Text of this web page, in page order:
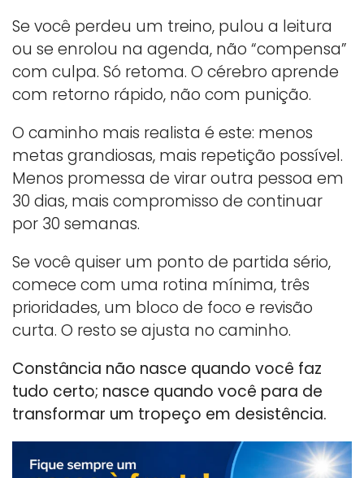
Se você perdeu um treino, pulou a leitura
ou se enrolou na agenda, não “compensa”
com culpa. Só retoma. O cérebro aprende
com retorno rápido, não com punição.
O caminho mais realista é este: menos
metas grandiosas, mais repetição possível.
Menos promessa de virar outra pessoa em
30 dias, mais compromisso de continuar
por 30 semanas.
Se você quiser um ponto de partida sério,
comece com uma rotina mínima, três
prioridades, um bloco de foco e revisão
curta. O resto se ajusta no caminho.
Constância não nasce quando você faz
tudo certo; nasce quando você para de
transformar um tropeço em desistência.